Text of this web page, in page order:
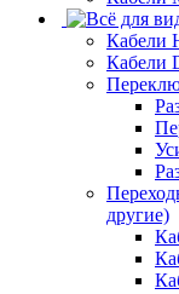
Кабели
Кабели
другие)